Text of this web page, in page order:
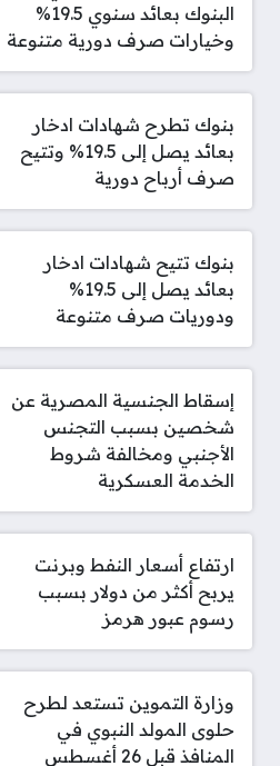
البنوك بعائد سنوي 19.5%
وخيارات صرف دورية متنوعة
بنوك تطرح شهادات ادخار
بعائد يصل إلى 19.5% وتتيح
صرف أرباح دورية
بنوك تتيح شهادات ادخار
بعائد يصل إلى 19.5%
ودوريات صرف متنوعة
إسقاط الجنسية المصرية عن
شخصين بسبب التجنس
الأجنبي ومخالفة شروط
الخدمة العسكرية
ارتفاع أسعار النفط وبرنت
يربح أكثر من دولار بسبب
رسوم عبور هرمز
وزارة التموين تستعد لطرح
حلوى المولد النبوي في
المنافذ قبل 26 أغسطس